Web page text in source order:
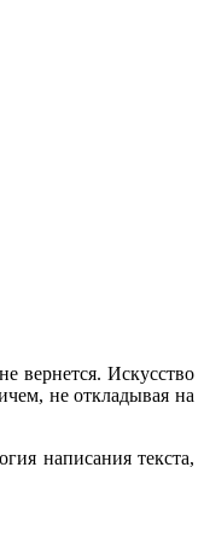
вернется. Искусство
не откладывая на
написания текста,